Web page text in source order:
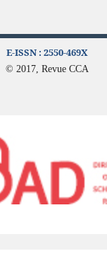
E-ISSN : 2550-469X
© 2017, Revue CCA